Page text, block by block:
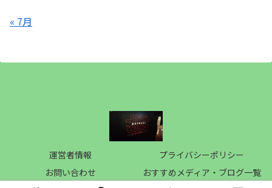
« 7月
運営者情報
プライバシーポリシー
お問い合わせ
おすすめメディア・ブログ一覧